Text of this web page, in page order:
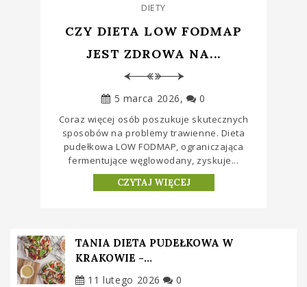
DIETY
CZY DIETA LOW FODMAP
JEST ZDROWA NA...
5 marca 2026 0
​Coraz więcej osób poszukuje skutecznych
sposobów na problemy trawienne. Dieta
pudełkowa LOW FODMAP, ograniczająca
fermentujące węglowodany, zyskuje...
CZYTAJ WIĘCEJ
TANIA DIETA PUDEŁKOWA W
KRAKOWIE -...
11 lutego 2026
0